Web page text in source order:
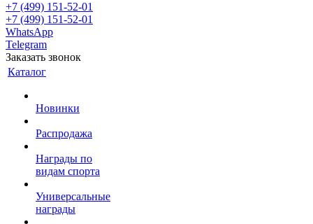
+7 (499) 151-52-01
+7 (499) 151-52-01
WhatsApp
Telegram
Заказать звонок
Каталог
Новинки
Распродажа
Награды по
видам спорта
Универсальные
награды